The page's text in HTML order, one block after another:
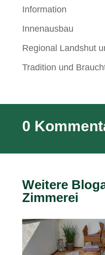
Information
Innenausbau
Regional Landshut
Tradition und
0
Weitere
Zimmerei